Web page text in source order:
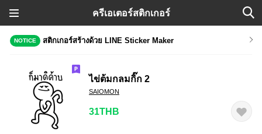
ครีเอเตอร์สติกเกอร์
NOTICE สติกเกอร์สร้างด้วย LINE Sticker Maker
ไข่ต้มกลมกิ๊ก 2
SAIOMON
31THB